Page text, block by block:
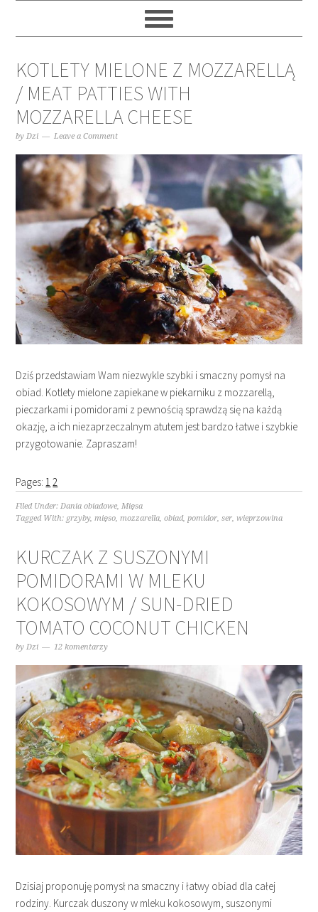
KOTLETY MIELONE Z MOZZARELLĄ
/ MEAT PATTIES WITH
MOZZARELLA CHEESE
byDzi Leave a Comment
Dziś przedstawiam Wam niezwykle szybki i smaczny pomysł na
obiad. Kotlety mielone zapiekane w piekarniku z mozzarellą,
pieczarkami i pomidorami z pewnością sprawdzą się na każdą
okazję, a ich niezaprzeczalnym atutem jest bardzo łatwe i szybkie
przygotowanie. Zapraszam!
Pages:1 2
Filed Under:Dania obiadowe,Mięsa
Tagged With: grzyby,mięso,mozzarella,obiad,pomidor,ser,wieprzowina
KURCZAK Z SUSZONYMI
POMIDORAMI W MLEKU
KOKOSOWYM / SUN-DRIED
TOMATO COCONUT CHICKEN
byDzi 12 komentarzy
Dzisiaj proponuję pomysł na smaczny i łatwy obiad dla całej
rodziny. Kurczak duszony w mleku kokosowym, suszonymi